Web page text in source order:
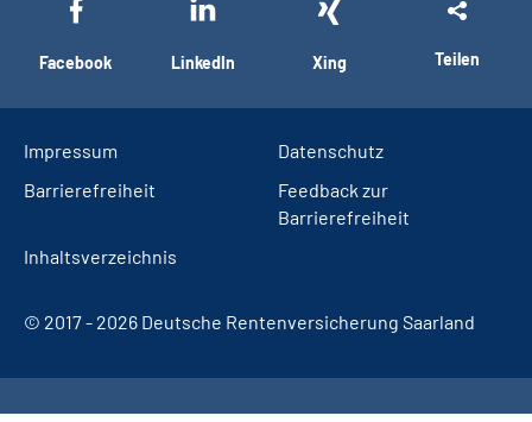
Facebook LinkedIn Xing Teilen
Impressum
Datenschutz
Barrierefreiheit
Feedback zur
Barrierefreiheit
Inhaltsverzeichnis
© 2017 - 2026 Deutsche Rentenversicherung Saarland